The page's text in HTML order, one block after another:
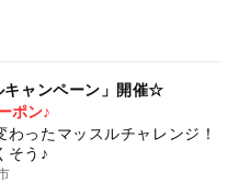
キャンペーン」開催☆
ポン♪
わったマッスルチャレンジ！
そう♪